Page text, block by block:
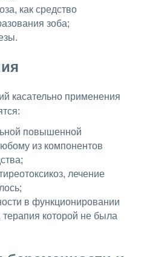
как средство
зоба;
касательно применения
повышенной
из компонентов
лечение
в функционировании
которой не была